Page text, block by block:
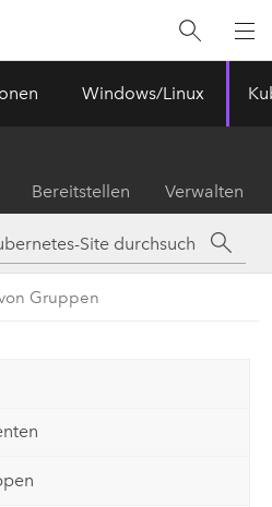
Windows/Linux
Bereitstellen Verwalten
Gruppen